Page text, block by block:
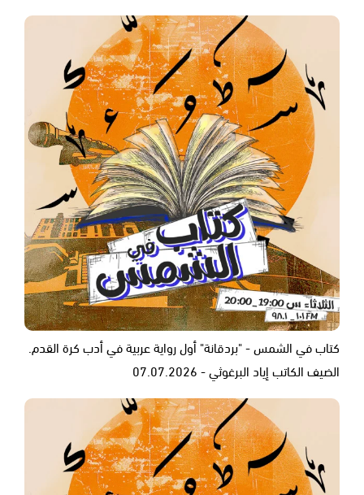
كتاب في الشمس - "بردقانة" أول رواية عربية في أدب كرة القدم.
الضيف الكاتب إياد البرغوثي - 07.07.2026